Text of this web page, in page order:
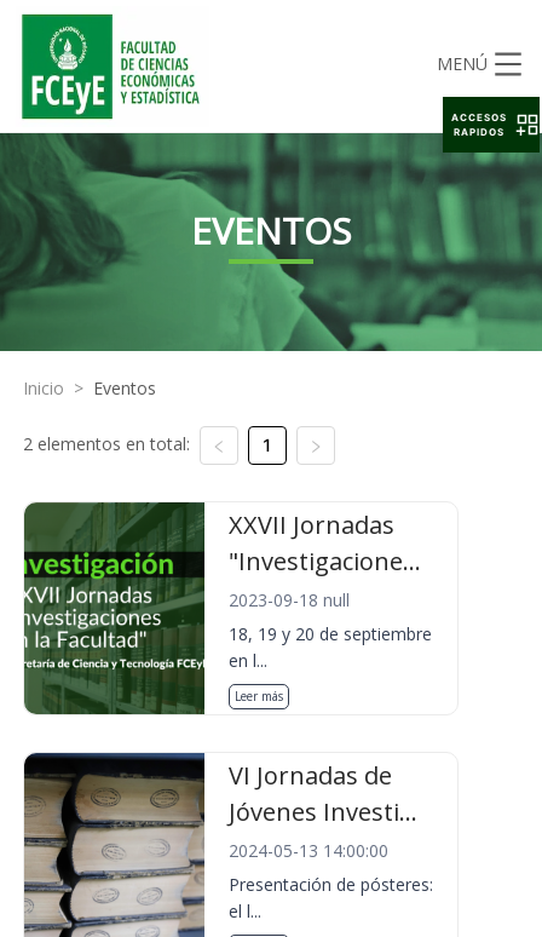
MENÚ
EVENTOS
Inicio > Eventos
2 elementos en total: 1
XXVII Jornadas
"Investigacione...
2023-09-18 null
18, 19 y 20 de septiembre
en l...
Leer más
VI Jornadas de
Jóvenes Investi...
2024-05-13 14:00:00
Presentación de pósteres:
el l...
ACCESOS
RAPIDOS